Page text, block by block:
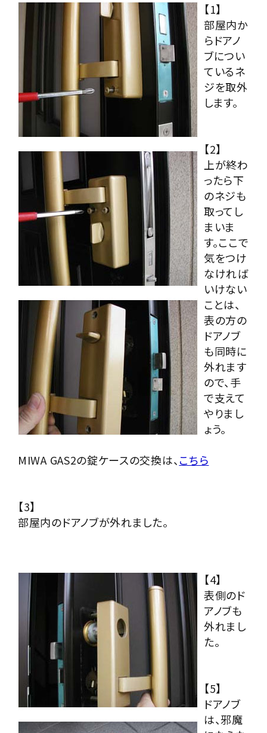
【1】
部屋内か
らドアノ
ブについ
ているネ
ジを取外
します。
【2】
上が終わ
ったら下
のネジも
取ってし
まいま
す。ここで
気をつけ
なければ
いけない
ことは、
表の方の
ドアノブ
も同時に
外れます
ので、手
で支えて
やりまし
ょう。
MIWA GAS2の錠ケースの交換は、 こちら
【3】
部屋内のドアノブが外れました。
【4】
表側のド
アノブも
外れまし
た。
【5】
ドアノブ
は、邪魔